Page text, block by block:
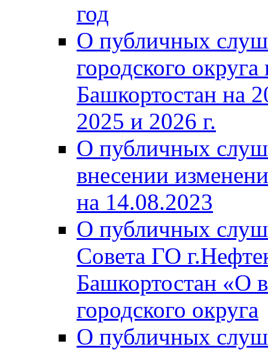
год
О публичных
городского
Башкортостан на
2025 и 2026 г.
О публичных
внесении
на 14.08.2023
О публичных
Совета ГО
Башкортостан «О
городского округа
О публичных